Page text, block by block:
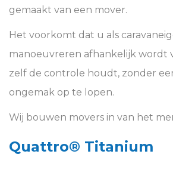
gemaakt van een mover.
Het voorkomt dat u als
manoeuvreren afhankelijk wordt
zelf de controle houdt, zonder
ongemak op te lopen.
Wij bouwen movers in van het
Quattro® Titanium